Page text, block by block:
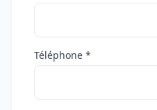
Téléphone *